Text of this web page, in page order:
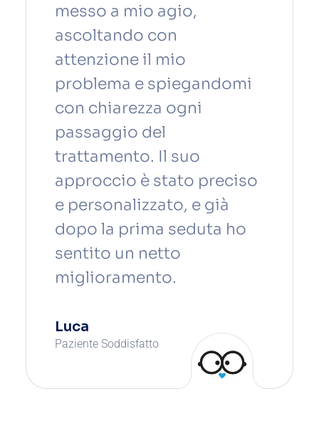
messo a mio agio,
ascoltando con
attenzione il mio
problema e spiegandomi
con chiarezza ogni
passaggio del
trattamento. Il suo
approccio è stato preciso
e personalizzato, e già
dopo la prima seduta ho
sentito un netto
miglioramento.
Luca
Paziente Soddisfatto